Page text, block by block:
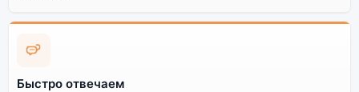
Быстро отвечаем